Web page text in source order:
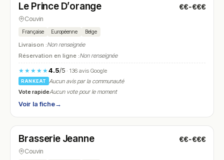
N° 12
Le Prince D’orange €€-€€€
Couvin
Française Européenne Belge
Livraison :Non renseignée
Réservation en ligne :Non renseignée
★★★★★4.5/5· 136 avis Google
RANKEAT
Aucun avis par la communauté
Vote rapideAucun vote pour le moment
Voir la fiche→
N° 13
Brasserie Jeanne €€-€€€
Couvin